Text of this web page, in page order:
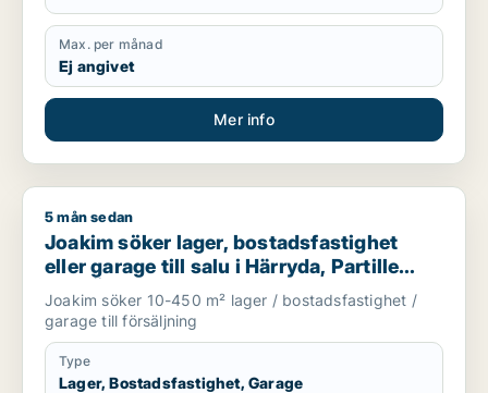
Max. per månad
Ej angivet
Mer info
Joakim söker lager, bostadsfastighet eller garage till salu i
5 mån sedan
Joakim söker lager, bostadsfastighet
eller garage till salu i Härryda, Partille
eller Öckerö m.fl.
Joakim söker 10-450 m² lager / bostadsfastighet /
garage till försäljning
Type
Lager, Bostadsfastighet, Garage